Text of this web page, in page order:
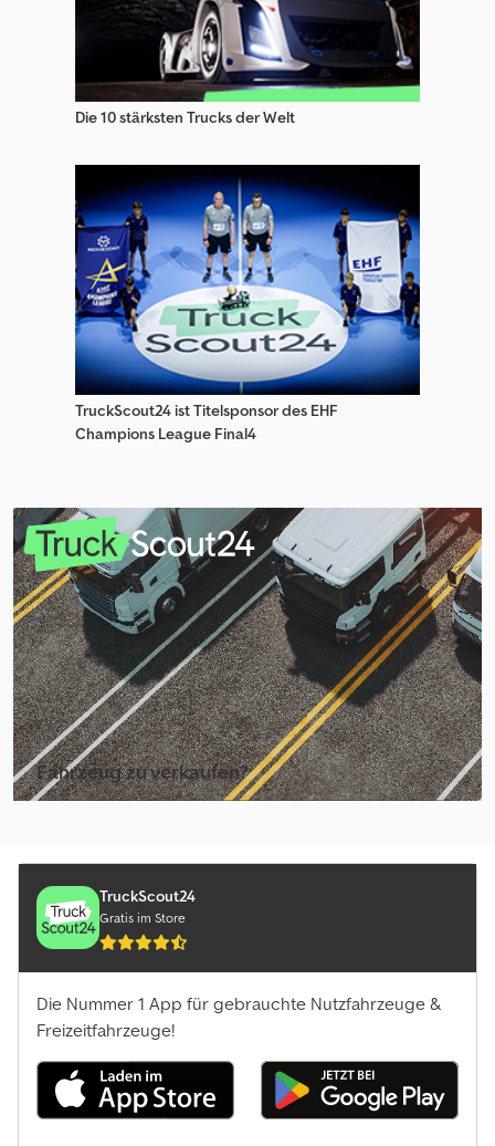
Die 10 stärksten Trucks der Welt
TruckScout24 ist Titelsponsor des EHF
Champions League Final4
Fahrzeug zu verkaufen?
TruckScout24
Gratis im Store
Die Nummer 1 App für gebrauchte Nutzfahrzeuge &
Freizeitfahrzeuge!